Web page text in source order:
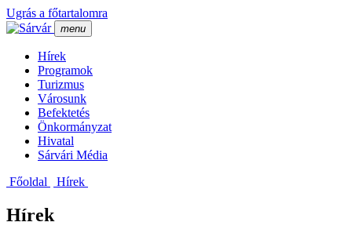
Ugrás a főtartalomra
menu
Hí­rek
Programok
Turizmus
Városunk
Befektetés
Önkormányzat
Hivatal
Sárvári Média
Főoldal
Hí­rek
Hírek